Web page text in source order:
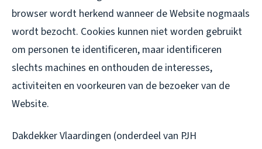
browser wordt herkend wanneer de Website nogmaals
wordt bezocht. Cookies kunnen niet worden gebruikt
om personen te identificeren, maar identificeren
slechts machines en onthouden de interesses,
activiteiten en voorkeuren van de bezoeker van de
Website.
Dakdekker Vlaardingen (onderdeel van PJH